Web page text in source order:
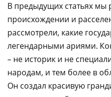
В предыдущих статьях мы
происхождении и
рассмотрели, какие
легендарными ариями.
– не историк и не
народам, и тем более в
Он создал красивую